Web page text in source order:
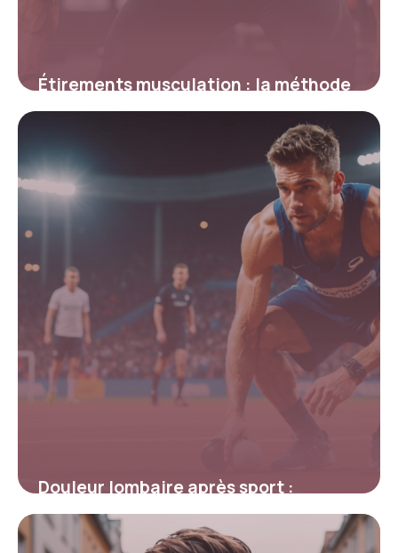
Étirements musculation : la méthode
scientifique pour améliorer souplesse
12 février 2026
Douleur lombaire après sport :
causes, prévention et solutions
efficaces